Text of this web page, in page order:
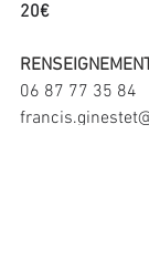
20€
06 87 77 35 84